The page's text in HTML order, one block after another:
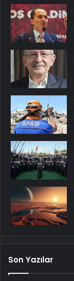
Son Yazılar